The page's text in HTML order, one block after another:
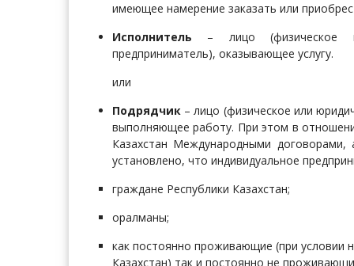
имеющее намерение заказать или
Исполнитель – лицо (физическое
предприниматель), оказывающее услугу.
или
Подрядчик – лицо (физическое или
выполняющее работу. При этом в
Казахстан Международными договорами,
установлено, что индивидуальное
граждане Республики Казахстан;
оралманы;
как постоянно проживающие (при условии
Казахстан) так и постоянно не